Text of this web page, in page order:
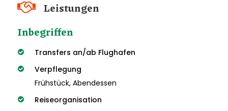
Leistungen
Inbegriffen
Transfers an/ab Flughafen
Verpflegung
Frühstück, Abendessen
Reiseorganisation